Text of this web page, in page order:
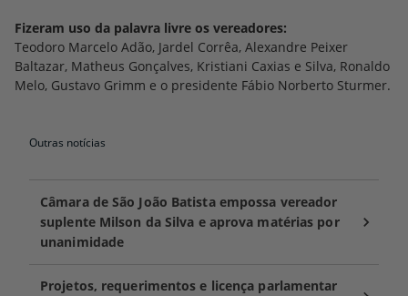
Fizeram uso da palavra livre os vereadores:
Teodoro Marcelo Adão, Jardel Corrêa, Alexandre Peixer
Baltazar, Matheus Gonçalves, Kristiani Caxias e Silva, Ronaldo
Melo, Gustavo Grimm e o presidente Fábio Norberto Sturmer.
Outras notícias
Câmara de São João Batista empossa vereador
suplente Milson da Silva e aprova matérias por
unanimidade
Projetos, requerimentos e licença parlamentar